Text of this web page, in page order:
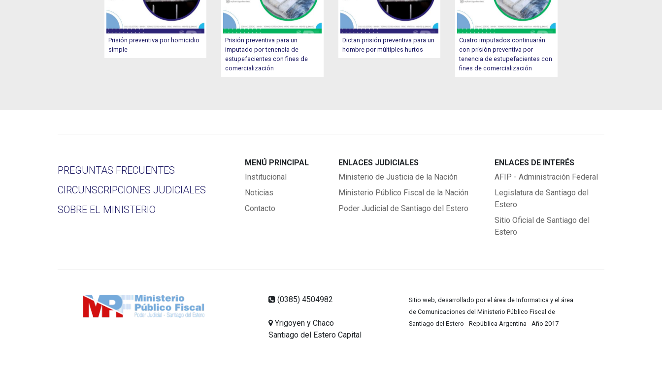
Prisión preventiva por homicidio
simple
Prisión preventiva para un
imputado por tenencia de
estupefacientes con fines de
comercialización
Dictan prisión preventiva para un
hombre por múltiples hurtos
Cuatro imputados continuarán
con prisión preventiva por
tenencia de estupefacientes con
fines de comercialización
PREGUNTAS FRECUENTES
CIRCUNSCRIPCIONES JUDICIALES
SOBRE EL MINISTERIO
MENÚ PRINCIPAL
Institucional
Noticias
Contacto
ENLACES JUDICIALES
Ministerio de Justicia de la Nación
Ministerio Público Fiscal de la Nación
Poder Judicial de Santiago del Estero
ENLACES DE INTERÉS
AFIP - Administración Federal
Legislatura de Santiago del
Estero
Sitio Oficial de Santiago del
Estero
(0385) 4504982
Yrigoyen y Chaco
Santiago del Estero Capital
Sitio web, desarrollado por el área de Informatica y el área
de Comunicaciones del Ministerio Público Fiscal de
Santiago del Estero - República Argentina - Año 2017